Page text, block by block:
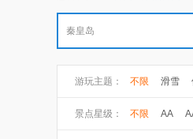
游玩主题： 不限 滑雪
景点星级： 不限 AA